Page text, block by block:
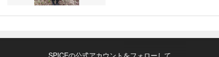
SPICEの公式アカウントをフォローして